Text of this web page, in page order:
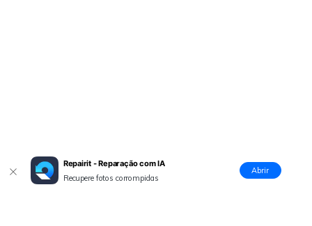
Repairit - Reparação com IA
Recupere fotos corrompidas
Abrir